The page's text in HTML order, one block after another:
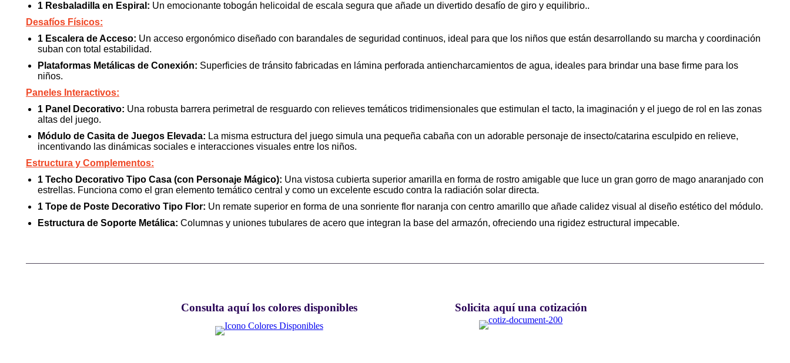
1 Resbaladilla en Espiral: Un emocionante tobogán helicoidal de escala segura que añade un divertido desafío de giro y equilibrio..
Desafíos Físicos:
1 Escalera de Acceso: Un acceso ergonómico diseñado con barandales de seguridad continuos, ideal para que los niños que están desarrollando su marcha y coordinación
suban con total estabilidad.
Plataformas Metálicas de Conexión: Superficies de tránsito fabricadas en lámina perforada antiencharcamientos de agua, ideales para brindar una base firme para los
niños.
Paneles Interactivos:
1 Panel Decorativo: Una robusta barrera perimetral de resguardo con relieves temáticos tridimensionales que estimulan el tacto, la imaginación y el juego de rol en las zonas
altas del juego.
Módulo de Casita de Juegos Elevada: La misma estructura del juego simula una pequeña cabaña con un adorable personaje de insecto/catarina esculpido en relieve,
incentivando las dinámicas sociales e interacciones visuales entre los niños.
Estructura y Complementos:
1 Techo Decorativo Tipo Casa (con Personaje Mágico): Una vistosa cubierta superior amarilla en forma de rostro amigable que luce un gran gorro de mago anaranjado con
estrellas. Funciona como el gran elemento temático central y como un excelente escudo contra la radiación solar directa.
1 Tope de Poste Decorativo Tipo Flor: Un remate superior en forma de una sonriente flor naranja con centro amarillo que añade calidez visual al diseño estético del módulo.
Estructura de Soporte Metálica: Columnas y uniones tubulares de acero que integran la base del armazón, ofreciendo una rigidez estructural impecable.
Consulta aquí los colores disponibles Solicita aquí una cotización